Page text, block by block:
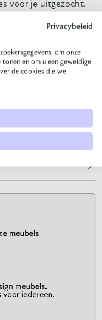
voor je uitgezocht.
verde
staat? Neem dan
Privacybeleid
om onze
en om u een geweldige
de cookies die we